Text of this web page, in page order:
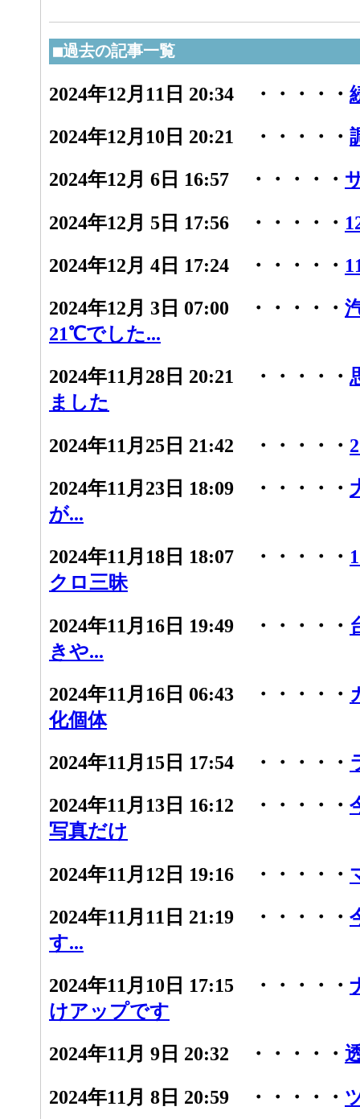
■過去の記事一覧
2024年12月11日 20:34 ・・・・・
2024年12月10日 20:21 ・・・・・
2024年12月 6日 16:57 ・・・・・
2024年12月 5日 17:56 ・・・・・
2024年12月 4日 17:24 ・・・・・
2024年12月 3日 07:00 ・・・・・
21℃でした...
2024年11月28日 20:21 ・・・・・
ました
2024年11月25日 21:42 ・・・・・
2024年11月23日 18:09 ・・・・・
が...
2024年11月18日 18:07 ・・・・・
クロ三昧
2024年11月16日 19:49 ・・・・・
きや...
2024年11月16日 06:43 ・・・・・
化個体
2024年11月15日 17:54 ・・・・・
2024年11月13日 16:12 ・・・・・
写真だけ
2024年11月12日 19:16 ・・・・・
2024年11月11日 21:19 ・・・・・
す...
2024年11月10日 17:15 ・・・・・
けアップです
2024年11月 9日 20:32 ・・・・・
2024年11月 8日 20:59 ・・・・・